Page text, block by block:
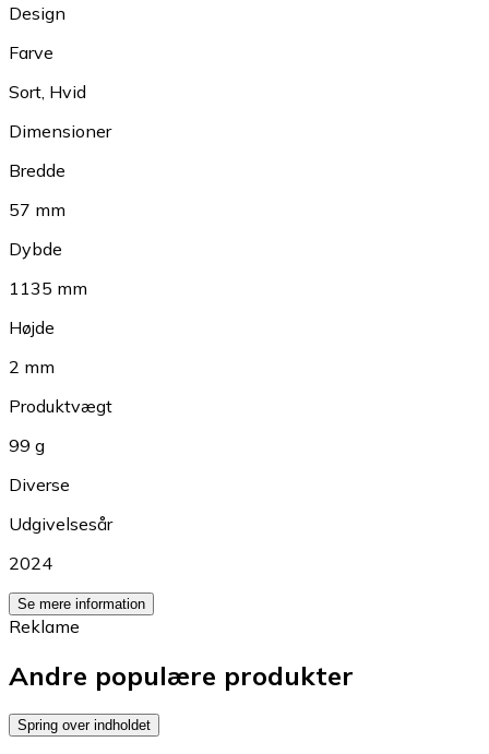
Design
Farve
Sort Hvid
Dimensioner
Bredde
57 mm
Dybde
1135 mm
Højde
2 mm
Produktvægt
99 g
Diverse
Udgivelsesår
2024
Se mere information
Reklame
Andre populære produkter
Spring over indholdet